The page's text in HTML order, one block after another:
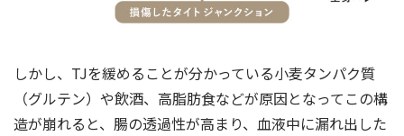
しかし、TJを緩めることが分かっている小麦タンパク質
（グルテン）や飲酒、高脂肪食などが原因となってこの構
造が崩れると、腸の透過性が高まり、血液中に漏れ出した